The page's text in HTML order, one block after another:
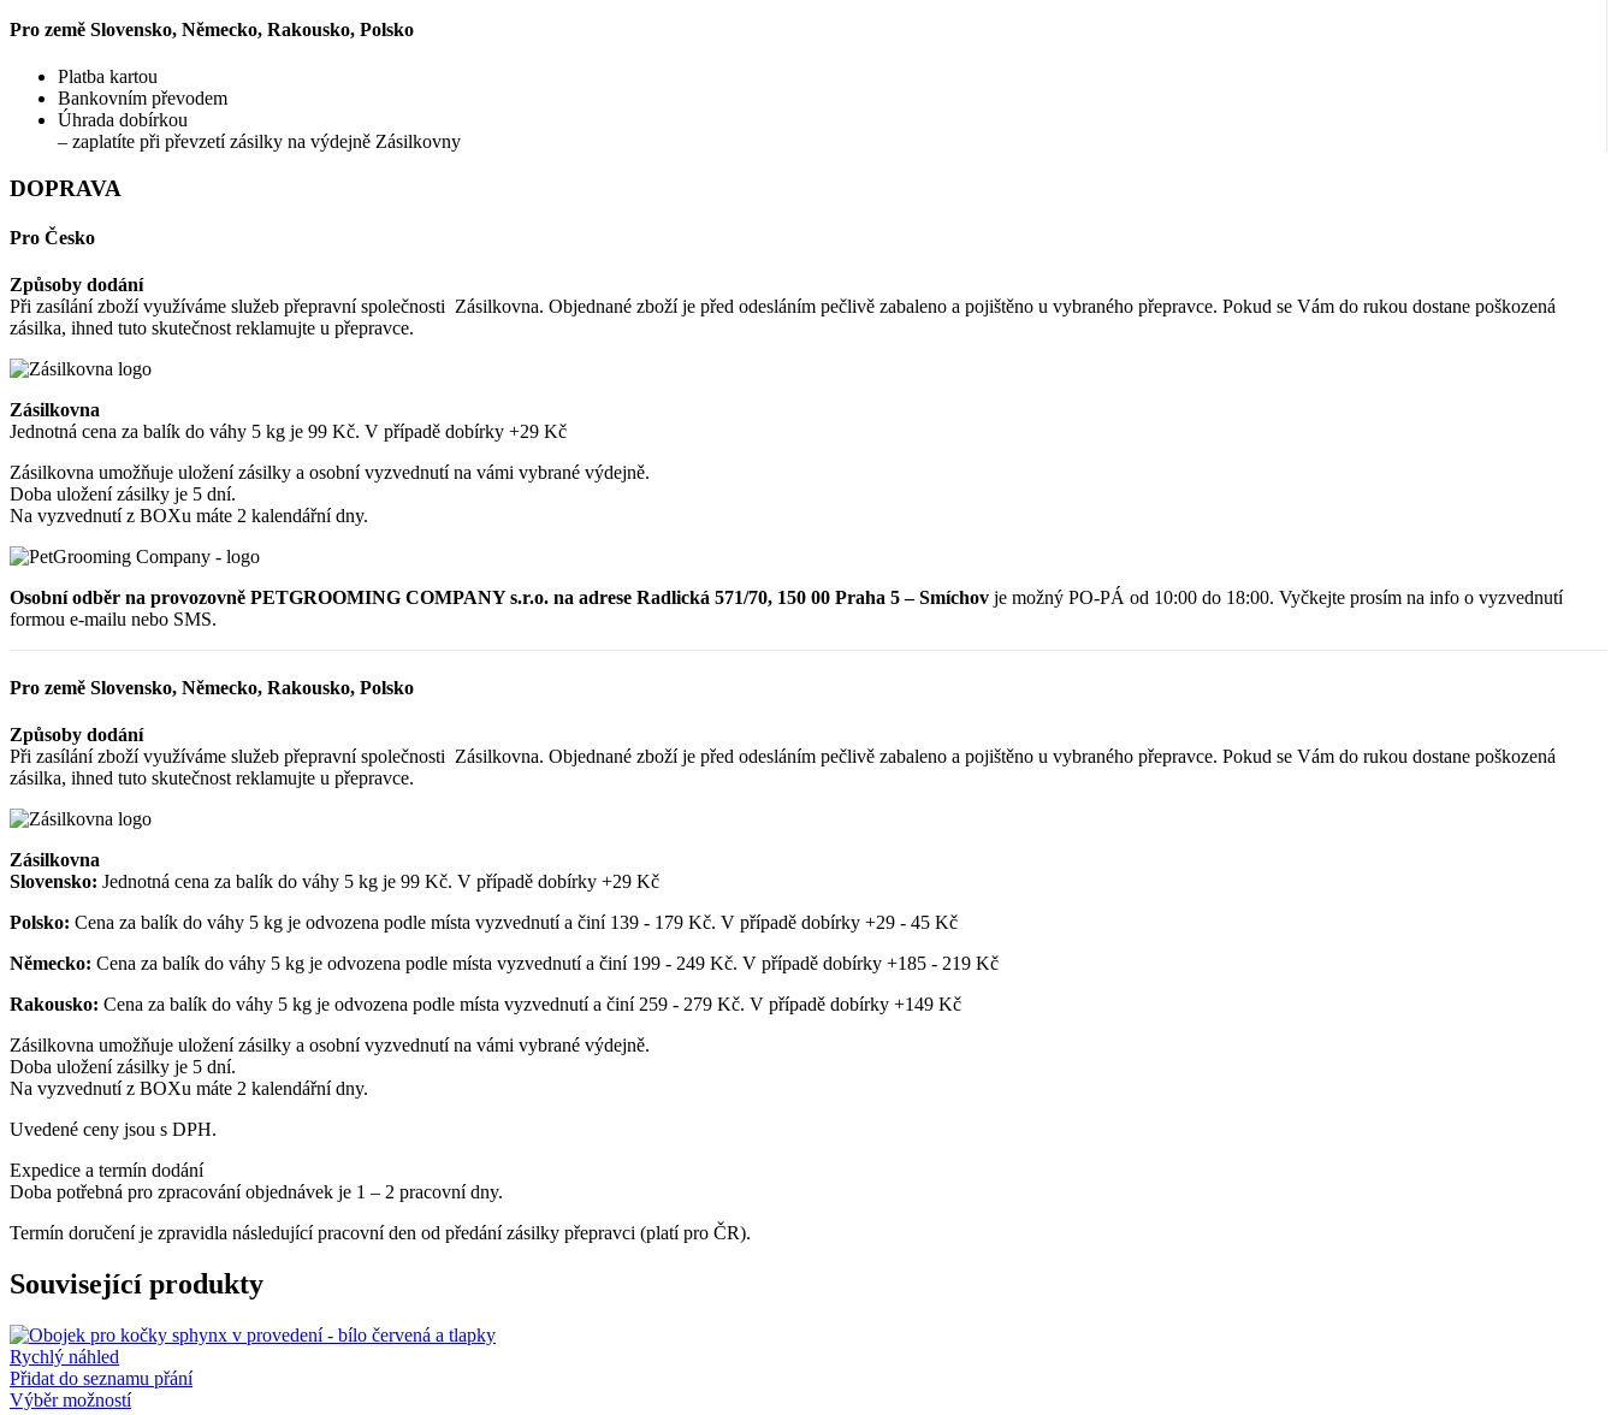
Pro země Slovensko, Německo, Rakousko, Polsko
Platba kartou
Bankovním převodem
Úhrada dobírkou
– zaplatíte při převzetí zásilky na výdejně Zásilkovny
DOPRAVA
Pro Česko
Způsoby dodání
Při zasílání zboží využíváme služeb přepravní společnosti Zásilkovna. Objednané zboží je před odesláním pečlivě zabaleno a pojištěno u vybraného přepravce. Pokud se Vám do rukou dostane poškozená
zásilka, ihned tuto skutečnost reklamujte u přepravce.
Zásilkovna
Jednotná cena za balík do váhy 5 kg je 99 Kč. V případě dobírky +29 Kč
Zásilkovna umožňuje uložení zásilky a osobní vyzvednutí na vámi vybrané výdejně.
Doba uložení zásilky je 5 dní.
Na vyzvednutí z BOXu máte 2 kalendářní dny.
Osobní odběr na provozovně PETGROOMING COMPANY s.r.o. na adrese Radlická 571/70, 150 00 Praha 5 – Smíchov je možný PO-PÁ od 10:00 do 18:00. Vyčkejte prosím na info o vyzvednutí
formou e-mailu nebo SMS.
Pro země Slovensko, Německo, Rakousko, Polsko
Způsoby dodání
Při zasílání zboží využíváme služeb přepravní společnosti Zásilkovna. Objednané zboží je před odesláním pečlivě zabaleno a pojištěno u vybraného přepravce. Pokud se Vám do rukou dostane poškozená
zásilka, ihned tuto skutečnost reklamujte u přepravce.
Zásilkovna
Slovensko: Jednotná cena za balík do váhy 5 kg je 99 Kč. V případě dobírky +29 Kč
Polsko: Cena za balík do váhy 5 kg je odvozena podle místa vyzvednutí a činí 139 - 179 Kč. V případě dobírky +29 - 45 Kč
Německo: Cena za balík do váhy 5 kg je odvozena podle místa vyzvednutí a činí 199 - 249 Kč. V případě dobírky +185 - 219 Kč
Rakousko: Cena za balík do váhy 5 kg je odvozena podle místa vyzvednutí a činí 259 - 279 Kč. V případě dobírky +149 Kč
Zásilkovna umožňuje uložení zásilky a osobní vyzvednutí na vámi vybrané výdejně.
Doba uložení zásilky je 5 dní.
Na vyzvednutí z BOXu máte 2 kalendářní dny.
Uvedené ceny jsou s DPH.
Expedice a termín dodání
Doba potřebná pro zpracování objednávek je 1 – 2 pracovní dny.
Termín doručení je zpravidla následující pracovní den od předání zásilky přepravci (platí pro ČR).
Související produkty
Rychlý náhled
Přidat do seznamu přání
Výběr možnostíTento